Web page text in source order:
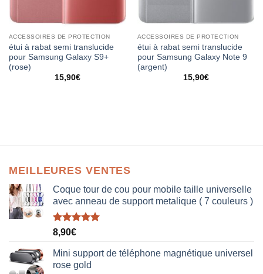
ACCESSOIRES DE PROTECTION
étui à rabat semi translucide
pour Samsung Galaxy S9+
(rose)
15,90€
ACCESSOIRES DE PROTECTION
étui à rabat semi translucide
pour Samsung Galaxy Note 9
(argent)
15,90€
MEILLEURES VENTES
Coque tour de cou pour mobile taille universelle
avec anneau de support metalique ( 7 couleurs )
Note5.00
8,90€
Mini support de téléphone magnétique universel
rose gold